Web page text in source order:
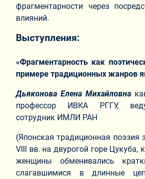
фрагментарности через
влияний.
Выступления:
«Фрагментарность как
примере традиционных жанров
Дьяконова Елена Михайловна
профессор ИВКА РГГУ,
сотрудник ИМЛИ РАН
(Японская традиционная поэзия
VIII вв. на двурогой горе Цукуба,
женщины обменивались
слагавшимися в длинные